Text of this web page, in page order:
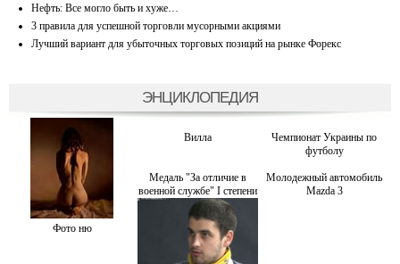
Нефть: Все могло быть и хуже…
3 правила для успешной торговли мусорными акциями
Лучший вариант для убыточных торговых позиций на рынке Форекс
ЭНЦИКЛОПЕДИЯ
Фото ню
Вилла
Чемпионат Украины по
футболу
Медаль "За отличие в
военной службе" I степени
Молодежный автомобиль
Mazda 3